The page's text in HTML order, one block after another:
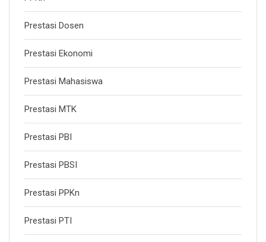
Prestasi Dosen
Prestasi Ekonomi
Prestasi Mahasiswa
Prestasi MTK
Prestasi PBI
Prestasi PBSI
Prestasi PPKn
Prestasi PTI